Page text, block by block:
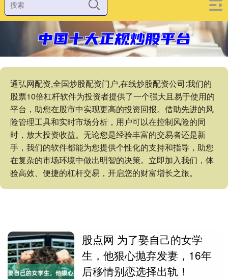
通弘网配资,全国炒股配资门户,在线炒股配资公司:我们的
股票10倍杠杆软件为投资者提供了一个强大且易于使用的
平台，助您在股市中实现更高的投资回报。借助先进的风
险管理工具和实时市场分析，用户可以在控制风险的同
时，放大投资收益。无论您是经验丰富的交易者还是新
手，我们的软件都能为您提供个性化的支持和指导，助您
在复杂的市场环境中做出明智的决策。立即加入我们，体
验高效、便捷的杠杆交易，开启您的财富增长之旅。
股点网 为了娶自己的女学
生，他狠心抛弃发妻，16年
后移情别恋选择出轨！